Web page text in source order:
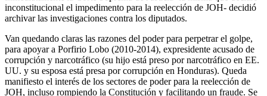
inconstitucional el impedimento para la reelección de JOH- decidió
archivar las investigaciones contra los diputados.
Van quedando claras las razones del poder para perpetrar el golpe,
para apoyar a Porfirio Lobo (2010-2014), expresidente acusado de
corrupción y narcotráfico (su hijo está preso por narcotráfico en EE.
UU. y su esposa está presa por corrupción en Honduras). Queda
manifiesto el interés de los sectores de poder para la reelección de
JOH, incluso rompiendo la Constitución y facilitando un fraude. Se